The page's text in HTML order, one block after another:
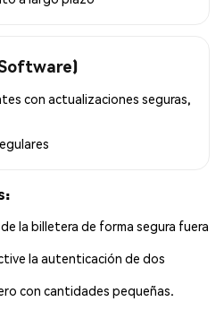
con actualizaciones seguras,
la billetera de forma segura fuera
la autenticación de dos
con cantidades pequeñas.